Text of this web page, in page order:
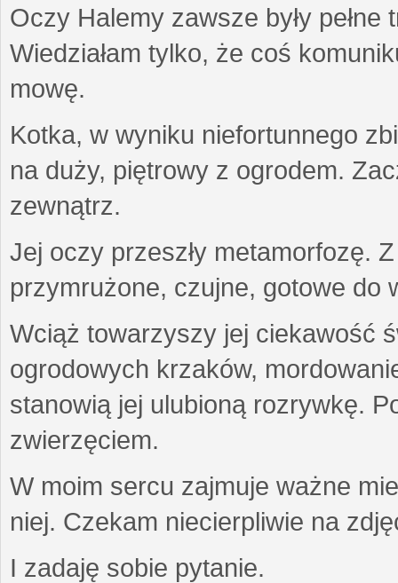
Oczy Halemy zawsze były
Wiedziałam tylko, że coś
mowę.
Kotka, w wyniku niefortunnego
na duży, piętrowy z ogrodem.
zewnątrz.
Jej oczy przeszły metamorfozę.
przymrużone, czujne, gotowe do
Wciąż towarzyszy jej ciekawość
ogrodowych krzaków,
stanowią jej ulubioną rozrywkę.
zwierzęciem.
W moim sercu zajmuje ważne
niej. Czekam niecierpliwie na
I zadaję sobie pytanie.